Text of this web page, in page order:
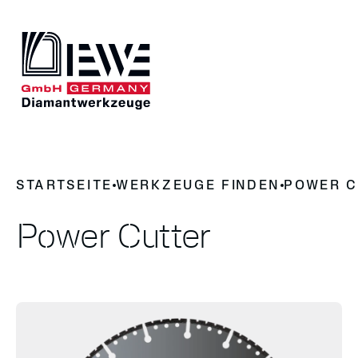
Geschichte
Kontakt
STARTSEITE WERKZEUGE FINDEN POWER
Power Cutter